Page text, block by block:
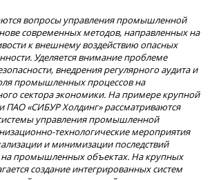
вопросы управления промышленной
современных методов, направленных на
к внешнему воздействию опасных
Уделяется внимание проблеме
внедрения регулярного аудита и
промышленных процессов на
сектора экономики. На примере крупной
ПАО «СИБУР Холдинг» рассматриваются
управления промышленной
технологические мероприятия
и минимизации последствий
на промышленных объектах. На крупных
создание интегрированных систем